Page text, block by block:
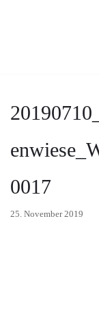
0017
25. November 2019